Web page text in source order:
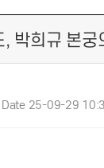
박희규 본궁
Date 25-09-29